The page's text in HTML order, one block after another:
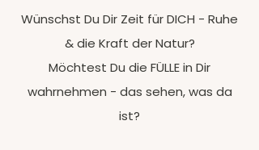
Wünschst Du Dir Zeit für DICH - Ruhe
& die Kraft der Natur?
Möchtest Du die FÜLLE in Dir
wahrnehmen - das sehen, was da
ist?